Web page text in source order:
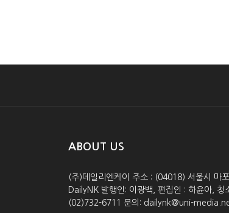
ABOUT US
(주)데일리엔케이 주소 : (04018) 서울시 마
DailyNK 발행인: 이광백, 편집인 : 하윤아,
(02)732-6711 문의: dailynk@uni-